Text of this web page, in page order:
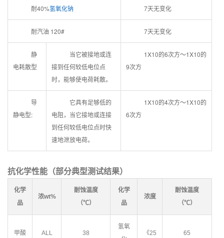
耐40%氢氧化钠 7天无变化
耐汽油 120# 7天无变化
静
电耗散型
当它被接地或连
接到任何较低电位点
时，能够使电荷耗散。
1X10的6次方～1X10的
9次方
导
静电型:
它具有足够低的
电阻，当它接地或连接
到任何较低电位点时快
速地泄放电荷。
1X10的4次方～1X10的
6次方
抗化学性能（部分典型测试结果）
化学
品
浓wt%
耐蚀温度
（℃）
化学
品
浓度
耐蚀温度
（℃）
甲酸 ALL 38
氢氧
《25 65